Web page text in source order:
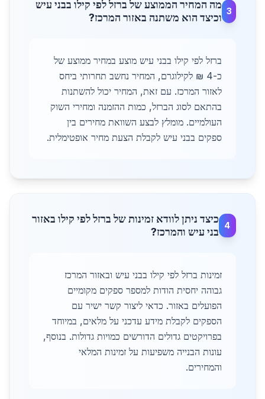
3
מה המחיר הממוצע של ברזל לפי קילו בבני עיש
וכיצד הוא משתנה באזור המרכז?
ברזל לפי קילו בבני עיש מוצע במחיר ממוצע של
כ-4 ₪ לקילוגרם, המחיר נחשב תחרותי ביחס
לאזור המרכז. עם זאת, המחיר יכול להשתנות
בהתאם לסוג הברזל, כמות ההזמנה ומחירי השוק
העולמיים. מומלץ לבצע השוואת מחירים בין
ספקים בבני עיש לקבלת הצעת מחיר אופטימלית.
4
כיצד ניתן לוודא זמינות של ברזל לפי קילו באזור
בני עיש והמרכז?
זמינות ברזל לפי קילו בבני עיש ובאזור המרכז
גבוהה יחסית הודות למספר ספקים מקומיים
הפועלים באזור. כדאי ליצור קשר ישיר עם
הספקים לקבלת מידע עדכני על מלאים, במיוחד
בפרויקטים גדולים הדורשים כמויות גדולות. בנוסף,
עונות הבנייה משפיעות על זמינות המלאי
והמחירים.